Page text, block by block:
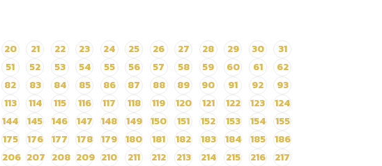
20 21 22 23 24 25 26 27 28 29 30
31
51 52 53 54 55 56 57 58 59 60 61
62
82 83 84 85 86 87 88 89 90 91 92
93
113 114 115 116 117 118 119 120 121 122 123
124
144 145 146 147 148 149 150 151 152 153 154
155
175 176 177 178 179 180 181 182 183 184 185
186
206 207 208 209 210 211 212 213 214 215 216 217